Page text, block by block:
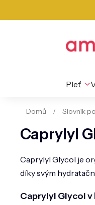
Pleť
Domů / Slovník
Caprylyl
Caprylyl Glycol je
díky svým
Caprylyl Glycol